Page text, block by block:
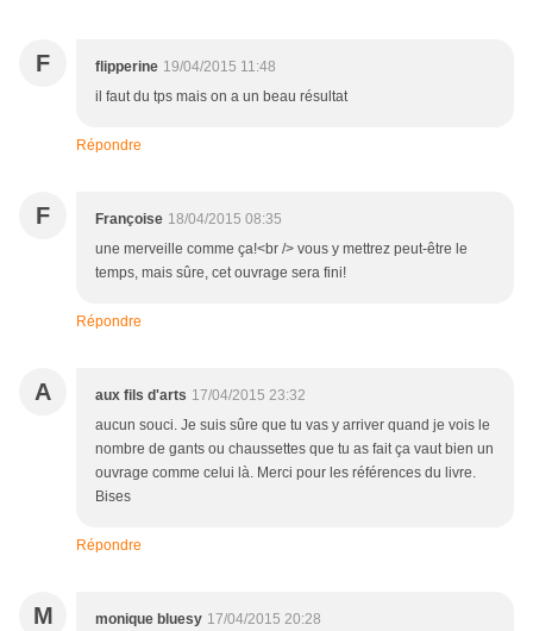
F flipperine 19/04/2015 11:48
il faut du tps mais on a un beau résultat
Répondre
F Françoise 18/04/2015 08:35
une merveille comme ça!<br /> vous y mettrez peut-être le
temps, mais sûre, cet ouvrage sera fini!
Répondre
A aux fils d'arts 17/04/2015 23:32
aucun souci. Je suis sûre que tu vas y arriver quand je vois le
nombre de gants ou chaussettes que tu as fait ça vaut bien un
ouvrage comme celui là. Merci pour les références du livre.
Bises
Répondre
M monique bluesy 17/04/2015 20:28